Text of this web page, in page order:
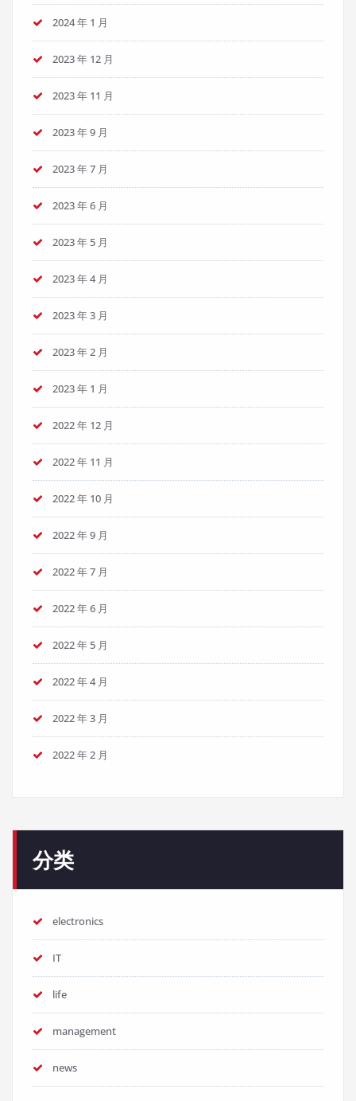
2024 年 1 月
2023 年 12 月
2023 年 11 月
2023 年 9 月
2023 年 7 月
2023 年 6 月
2023 年 5 月
2023 年 4 月
2023 年 3 月
2023 年 2 月
2023 年 1 月
2022 年 12 月
2022 年 11 月
2022 年 10 月
2022 年 9 月
2022 年 7 月
2022 年 6 月
2022 年 5 月
2022 年 4 月
2022 年 3 月
2022 年 2 月
分类
electronics
IT
life
management
news